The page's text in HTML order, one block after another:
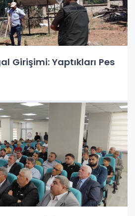
Girişimi: Yaptıkları Pes